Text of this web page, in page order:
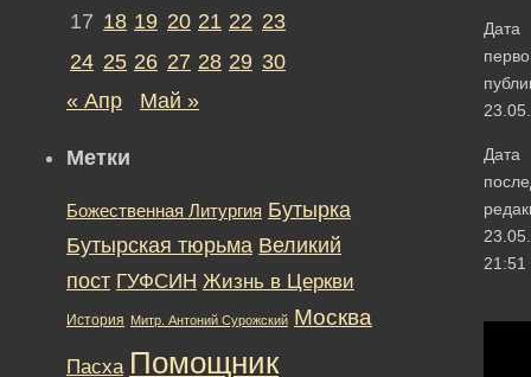
Дата
Дата
21:51
17 18 19 20 21 22 23
24 25 26 27 28 29 30
« Апр
Май »
Метки
Божественная Литургия Бутырка
Бутырская тюрьма Великий
пост ГУФСИН Жизнь в Церкви
История Митр. Антоний Сурожский Москва
Пасха Помощник